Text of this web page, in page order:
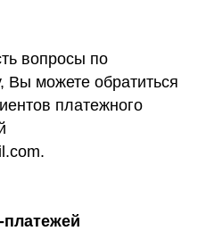
вопросы по
Вы можете обратиться
платежного